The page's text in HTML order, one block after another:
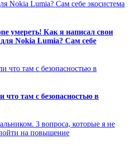
умереть! Как я написал свои
Nokia Lumia? Сам себе
что там с безопасностью в